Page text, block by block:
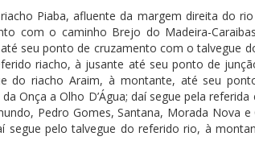
Piaba, afluente da margem direita do
com o caminho Brejo do Madeira-
seu ponto de cruzamento com o talvegue
riacho, à jusante até seu ponto de
do riacho Araim, à montante, até seu
Onça a Olho D’Água; daí segue pela
Pedro Gomes, Santana, Morada Nova
segue pelo talvegue do referido rio, à